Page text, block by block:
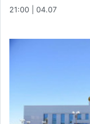
21:00 | 04.07